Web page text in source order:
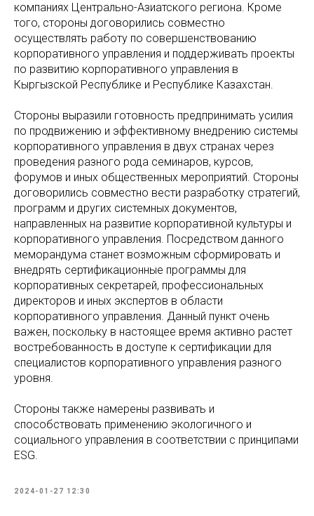
компаниях Центрально-Азиатского региона. Кроме
того, стороны договорились совместно
осуществлять работу по совершенствованию
корпоративного управления и поддерживать проекты
по развитию корпоративного управления в
Кыргызской Республике и Республике Казахстан.
Стороны выразили готовность предпринимать усилия
по продвижению и эффективному внедрению системы
корпоративного управления в двух странах через
проведения разного рода семинаров, курсов,
форумов и иных общественных мероприятий. Стороны
договорились совместно вести разработку стратегий,
программ и других системных документов,
направленных на развитие корпоративной культуры и
корпоративного управления. Посредством данного
меморандума станет возможным сформировать и
внедрять сертификационные программы для
корпоративных секретарей, профессиональных
директоров и иных экспертов в области
корпоративного управления. Данный пункт очень
важен, поскольку в настоящее время активно растет
востребованность в доступе к сертификации для
специалистов корпоративного управления разного
уровня.
Стороны также намерены развивать и
способствовать применению экологичного и
социального управления в соответствии с принципами
ESG.
2024-01-27 12:30